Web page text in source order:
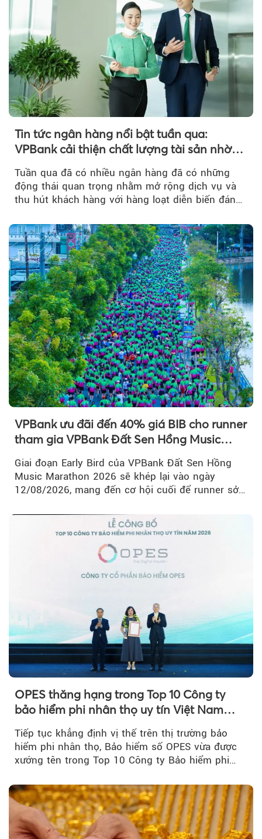
Tin tức ngân hàng nổi bật tuần qua:
VPBank cải thiện chất lượng tài sản nhờ
quản trị rủi ro và công nghệ
Tuần qua đã có nhiều ngân hàng đã có những
động thái quan trọng nhằm mở rộng dịch vụ và
thu hút khách hàng với hàng loạt diễn biến đáng
VPBank ưu đãi đến 40% giá BIB cho runner
tham gia VPBank Đất Sen Hồng Music
Giai đoạn Early Bird của VPBank Đất Sen Hồng
Music Marathon 2026 sẽ khép lại vào ngày
12/08/2026, mang đến cơ hội cuối để runner sở
OPES thăng hạng trong Top 10 Công ty
bảo hiểm phi nhân thọ uy tín Việt Nam
Tiếp tục khẳng định vị thế trên thị trường bảo
hiểm phi nhân thọ, Bảo hiểm số OPES vừa được
xướng tên trong Top 10 Công ty Bảo hiểm phi